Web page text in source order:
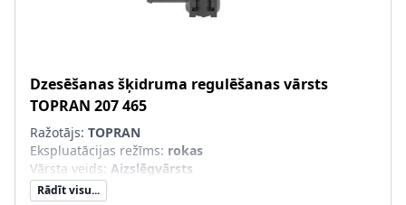
Dzesēšanas šķidruma regulēšanas vārsts
TOPRAN 207 465
Ražotājs: TOPRAN
Ekspluatācijas režīms: rokas
Vārsta veids: Aizslēgvārsts
Rādīt visu...